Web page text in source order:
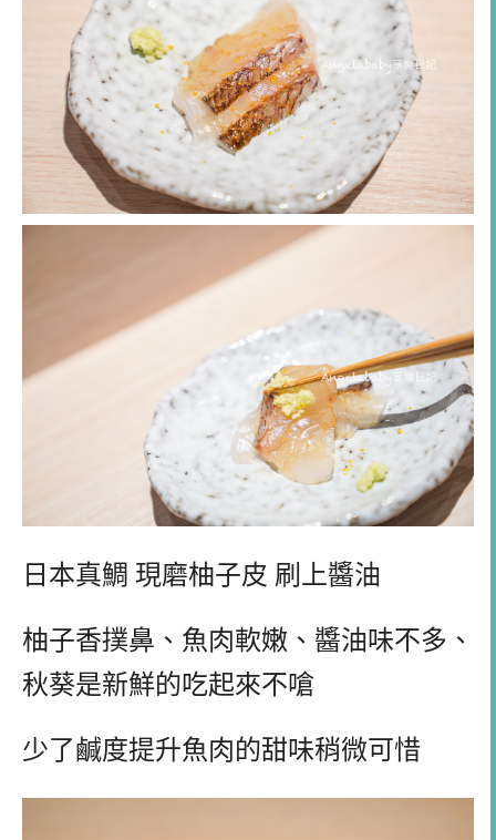
日本真鯛 現磨柚子皮 刷上醬油
柚子香撲鼻、魚肉軟嫩、醬油味不多、
秋葵是新鮮的吃起來不嗆
少了鹹度提升魚肉的甜味稍微可惜